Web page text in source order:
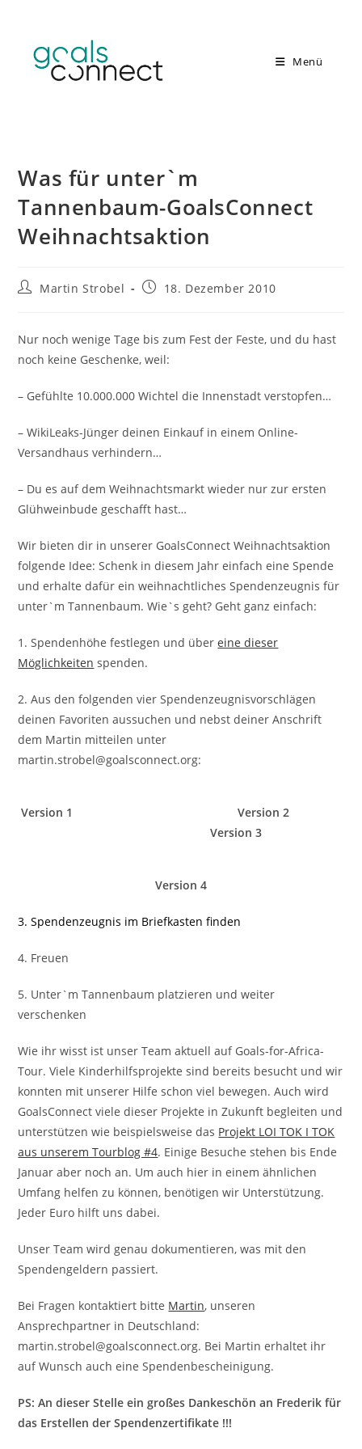
springen
Menü
Was für unter`m
Tannenbaum-GoalsConnect
Weihnachtsaktion
Beitrags-
Martin Strobel
Beitrag18. Dezember 2010
Nur noch wenige Tage bis zum Fest der Feste, und du hast
noch keine Geschenke, weil:
– Gefühlte 10.000.000 Wichtel die Innenstadt verstopfen…
– WikiLeaks-Jünger deinen Einkauf in einem Online-
Versandhaus verhindern…
– Du es auf dem Weihnachtsmarkt wieder nur zur ersten
Glühweinbude geschafft hast…
Wir bieten dir in unserer GoalsConnect Weihnachtsaktion
folgende Idee: Schenk in diesem Jahr einfach eine Spende
und erhalte dafür ein weihnachtliches Spendenzeugnis für
unter`m Tannenbaum. Wie`s geht? Geht ganz einfach:
1. Spendenhöhe festlegen und übereine dieser
Möglichkeiten spenden.
2. Aus den folgenden vier Spendenzeugnisvorschlägen
deinen Favoriten aussuchen und nebst deiner Anschrift
dem Martin mitteilen unter
martin.strobel@goalsconnect.org:
Version 1 Version 2
Version 3
Version 4
3. Spendenzeugnis im Briefkasten finden
4. Freuen
5. Unter`m Tannenbaum platzieren und weiter
verschenken
Wie ihr wisst ist unser Team aktuell auf Goals-for-Africa-
Tour. Viele Kinderhilfsprojekte sind bereits besucht und wir
konnten mit unserer Hilfe schon viel bewegen. Auch wird
GoalsConnect viele dieser Projekte in Zukunft begleiten und
unterstützen wie beispielsweise das Projekt LOI TOK I TOK
aus unserem Tourblog #4. Einige Besuche stehen bis Ende
Januar aber noch an. Um auch hier in einem ähnlichen
Umfang helfen zu können, benötigen wir Unterstützung.
Jeder Euro hilft uns dabei.
Unser Team wird genau dokumentieren, was mit den
Spendengeldern passiert.
Bei Fragen kontaktiert bitte Martin, unseren
Ansprechpartner in Deutschland:
martin.strobel@goalsconnect.org. Bei Martin erhaltet ihr
auf Wunsch auch eine Spendenbescheinigung.
PS: An dieser Stelle ein großes Dankeschön an Frederik für
das Erstellen der Spendenzertifikate !!!